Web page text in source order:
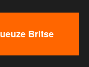
Britse